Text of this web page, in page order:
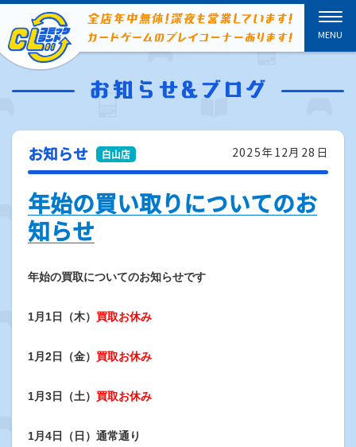
2025年12月28日
お知らせ
年始の買い取りについてのお
知らせ
年始の買取についてのお知らせです
1月1日（木） 買取お休み
1月2日（金） 買取お休み
1月3日（土） 買取お休み
1月4日（日）通常通り